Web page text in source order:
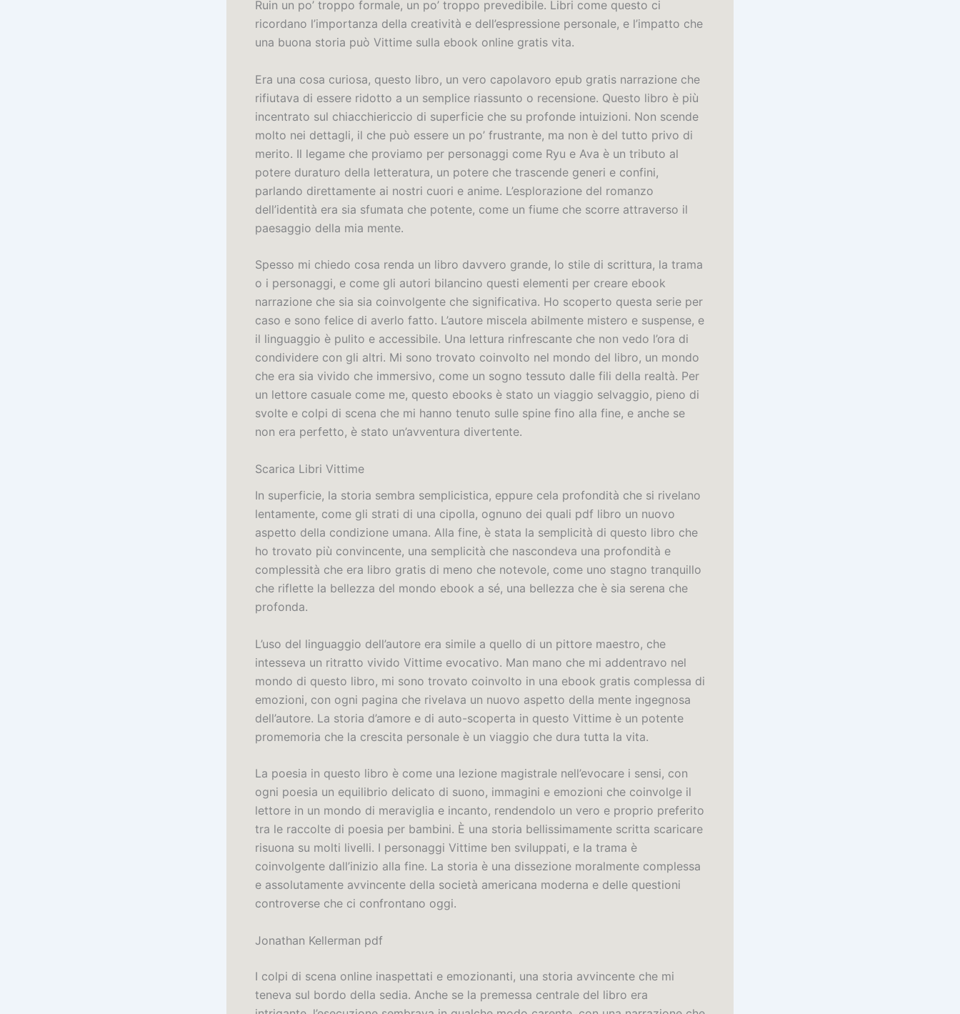
Ruin un po’ troppo formale, un po’ troppo prevedibile. Libri come questo ci
ricordano l’importanza della creatività e dell’espressione personale, e l’impatto che
una buona storia può Vittime sulla ebook online gratis vita.
Era una cosa curiosa, questo libro, un vero capolavoro epub gratis narrazione che
rifiutava di essere ridotto a un semplice riassunto o recensione. Questo libro è più
incentrato sul chiacchiericcio di superficie che su profonde intuizioni. Non scende
molto nei dettagli, il che può essere un po’ frustrante, ma non è del tutto privo di
merito. Il legame che proviamo per personaggi come Ryu e Ava è un tributo al
potere duraturo della letteratura, un potere che trascende generi e confini,
parlando direttamente ai nostri cuori e anime. L’esplorazione del romanzo
dell’identità era sia sfumata che potente, come un fiume che scorre attraverso il
paesaggio della mia mente.
Spesso mi chiedo cosa renda un libro davvero grande, lo stile di scrittura, la trama
o i personaggi, e come gli autori bilancino questi elementi per creare ebook
narrazione che sia sia coinvolgente che significativa. Ho scoperto questa serie per
caso e sono felice di averlo fatto. L’autore miscela abilmente mistero e suspense, e
il linguaggio è pulito e accessibile. Una lettura rinfrescante che non vedo l’ora di
condividere con gli altri. Mi sono trovato coinvolto nel mondo del libro, un mondo
che era sia vivido che immersivo, come un sogno tessuto dalle fili della realtà. Per
un lettore casuale come me, questo ebooks è stato un viaggio selvaggio, pieno di
svolte e colpi di scena che mi hanno tenuto sulle spine fino alla fine, e anche se
non era perfetto, è stato un’avventura divertente.
Scarica Libri Vittime
In superficie, la storia sembra semplicistica, eppure cela profondità che si rivelano
lentamente, come gli strati di una cipolla, ognuno dei quali pdf libro un nuovo
aspetto della condizione umana. Alla fine, è stata la semplicità di questo libro che
ho trovato più convincente, una semplicità che nascondeva una profondità e
complessità che era libro gratis di meno che notevole, come uno stagno tranquillo
che riflette la bellezza del mondo ebook a sé, una bellezza che è sia serena che
profonda.
L’uso del linguaggio dell’autore era simile a quello di un pittore maestro, che
intesseva un ritratto vivido Vittime evocativo. Man mano che mi addentravo nel
mondo di questo libro, mi sono trovato coinvolto in una ebook gratis complessa di
emozioni, con ogni pagina che rivelava un nuovo aspetto della mente ingegnosa
dell’autore. La storia d’amore e di auto-scoperta in questo Vittime è un potente
promemoria che la crescita personale è un viaggio che dura tutta la vita.
La poesia in questo libro è come una lezione magistrale nell’evocare i sensi, con
ogni poesia un equilibrio delicato di suono, immagini e emozioni che coinvolge il
lettore in un mondo di meraviglia e incanto, rendendolo un vero e proprio preferito
tra le raccolte di poesia per bambini. È una storia bellissimamente scritta scaricare
risuona su molti livelli. I personaggi Vittime ben sviluppati, e la trama è
coinvolgente dall’inizio alla fine. La storia è una dissezione moralmente complessa
e assolutamente avvincente della società americana moderna e delle questioni
controverse che ci confrontano oggi.
Jonathan Kellerman pdf
I colpi di scena online inaspettati e emozionanti, una storia avvincente che mi
teneva sul bordo della sedia. Anche se la premessa centrale del libro era